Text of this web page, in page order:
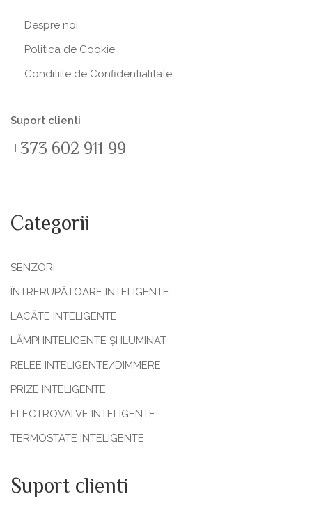
Despre noi
Politica de Сookie
Conditiile de Confidentialitate
Suport clienti
+373 602 911 99
Categorii
SENZORI
ÎNTRERUPĂTOARE INTELIGENTE
LACĂTE INTELIGENTE
LĂMPI INTELIGENTE ȘI ILUMINAT
RELEE INTELIGENTE/DIMMERE
PRIZE INTELIGENTE
ELECTROVALVE INTELIGENTE
TERMOSTATE INTELIGENTE
Suport clienti